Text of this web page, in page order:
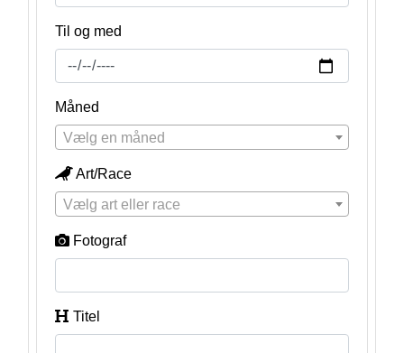
Til og med
Måned
Vælg en måned
Art/Race
Vælg art eller race
Fotograf
Titel